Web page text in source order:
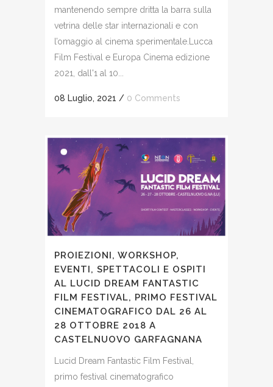
mantenendo sempre dritta la barra sulla
vetrina delle star internazionali e con
l’omaggio al cinema sperimentale.Lucca
Film Festival e Europa Cinema edizione
2021, dall'1 al 10...
08 Luglio, 2021 / 0 Comments
PROIEZIONI, WORKSHOP,
EVENTI, SPETTACOLI E OSPITI
AL LUCID DREAM FANTASTIC
FILM FESTIVAL, PRIMO FESTIVAL
CINEMATOGRAFICO DAL 26 AL
28 OTTOBRE 2018 A
CASTELNUOVO GARFAGNANA
Lucid Dream Fantastic Film Festival,
primo festival cinematografico